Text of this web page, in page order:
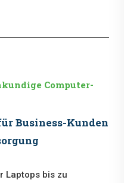
Computer-
Business-Kunden
Laptops bis zu